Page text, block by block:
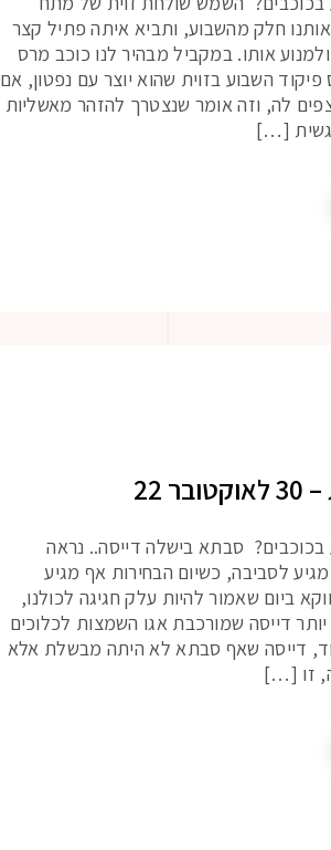
חלק מהשבוע, ותביא איתה פתיל קצר
אותו. במקביל מבהיר לנו כוכב מרס
השבוע בזוית שהוא יוצר עם נפטון, אם
לה, וזה אומר שנצטרך להזהר מאשליות
[…]
22
סבתא בישלה דייסה.. נראה
לסביבה, כשיום הבחירות אף מגיע
ביום שאמור להיות עלק חגיגה לכולנו,
דייסה שמורכבת אגו השמצות לכלוכים
ועוד, דייסה שאף סבתא לא היתה מבשלת אלא
זו […]